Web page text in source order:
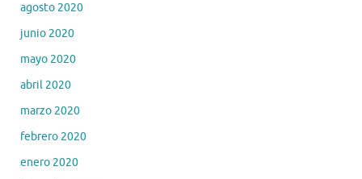
agosto 2020
junio 2020
mayo 2020
abril 2020
marzo 2020
febrero 2020
enero 2020